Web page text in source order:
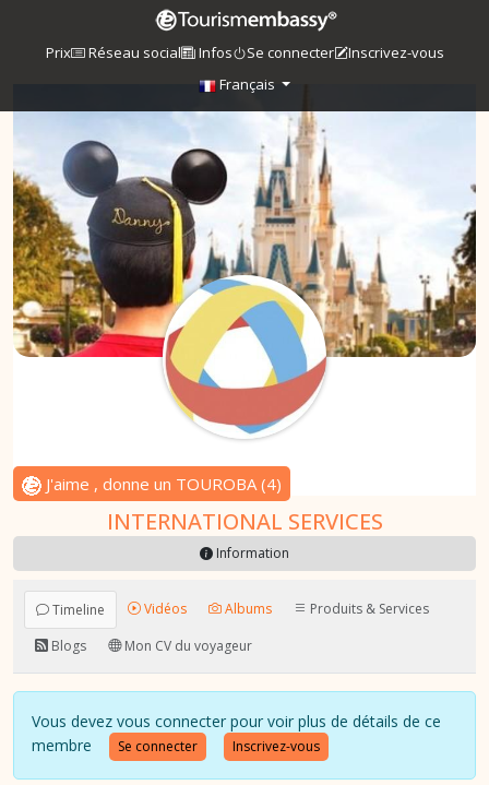
Prix Réseau social Infos Se connecter
Inscrivez-vous
Français
J'aime , donne un TOUROBA(4)
INTERNATIONAL SERVICES
Information
Timeline Vidéos Albums
Produits & Services
Blogs
Mon CV du voyageur
Vous devez vous connecter pour voir plus de détails de ce
membre
Se connecter Inscrivez-vous